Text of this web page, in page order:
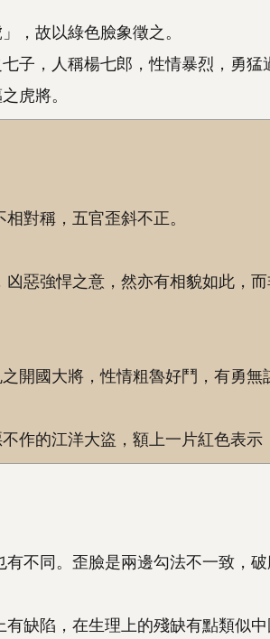
，故以綠色臉象徵之。
子，人稱楊七郎，性情暴烈，勇
虎將。
對稱，五官歪斜不正。
惡強悍之意，然亦有相貌如此，
開國大將，性情粗魯好鬥，有勇
作的江洋大盜，額上一片紅色表示
不同。歪臉是兩邊勾法不一致，破
缺陷，在生理上的殘缺有點類似中